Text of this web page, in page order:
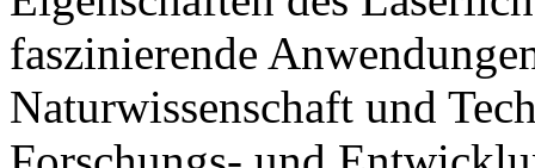
faszinierende
Naturwissenschaft und